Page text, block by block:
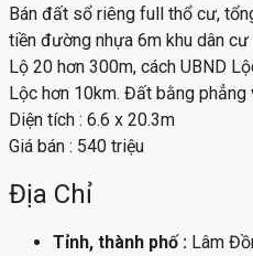
Bán đất sổ riêng full thổ cư,
tiền đường nhựa 6m khu dân
Lộ 20 hơn 300m, cách UBND
Lộc hơn 10km. Đất bằng phẳng
Diện tích : 6.6 x 20.3m
Giá bán : 540 triệu
Địa Chỉ
Tỉnh, thành phố : Lâm